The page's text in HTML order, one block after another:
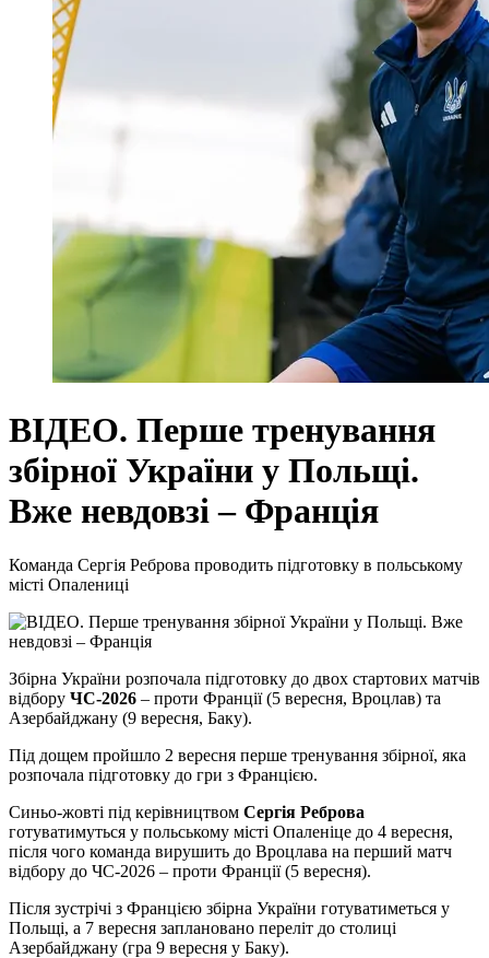
ВІДЕО. Перше тренування
збірної України у Польщі.
Вже невдовзі – Франція
Команда Сергія Реброва проводить підготовку в польському
місті Опалениці
Збірна України розпочала підготовку до двох стартових матчів
відбору ЧС-2026 – проти Франції (5 вересня, Вроцлав) та
Азербайджану (9 вересня, Баку).
Під дощем пройшло 2 вересня перше тренування збірної, яка
розпочала підготовку до гри з Францією.
Синьо-жовті під керівництвом Сергія Реброва
готуватимуться у польському місті Опаленіце до 4 вересня,
після чого команда вирушить до Вроцлава на перший матч
відбору до ЧС-2026 – проти Франції (5 вересня).
Після зустрічі з Францією збірна України готуватиметься у
Польщі, а 7 вересня заплановано переліт до столиці
Азербайджану (гра 9 вересня у Баку).